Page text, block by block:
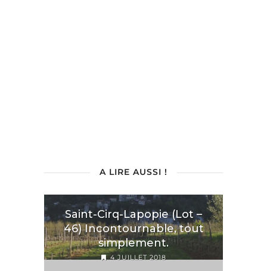
A LIRE AUSSI !
Saint-Cirq-Lapopie (Lot –
46) Incontournable, tout
simplement.
4 JUILLET 2018